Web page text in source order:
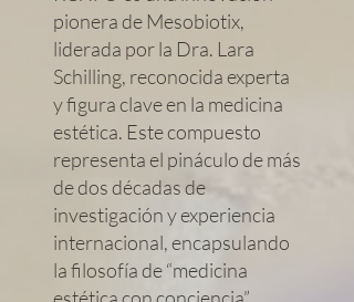
pionera de Mesobiotix,
liderada por la Dra. Lara
Schilling, reconocida experta
y figura clave en la medicina
estética. Este compuesto
representa el pináculo de más
de dos décadas de
investigación y experiencia
internacional, encapsulando
la filosofía de “medicina